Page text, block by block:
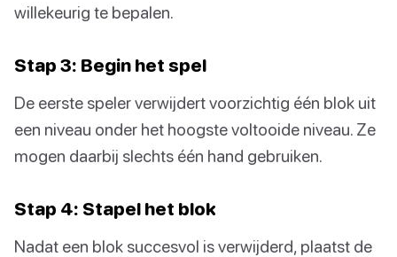
willekeurig te bepalen.
Stap 3: Begin het spel
De eerste speler verwijdert voorzichtig één blok uit
een niveau onder het hoogste voltooide niveau. Ze
mogen daarbij slechts één hand gebruiken.
Stap 4: Stapel het blok
Nadat een blok succesvol is verwijderd, plaatst de